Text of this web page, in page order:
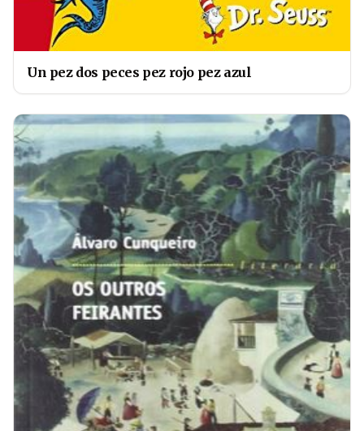
Un pez dos peces pez rojo pez azul